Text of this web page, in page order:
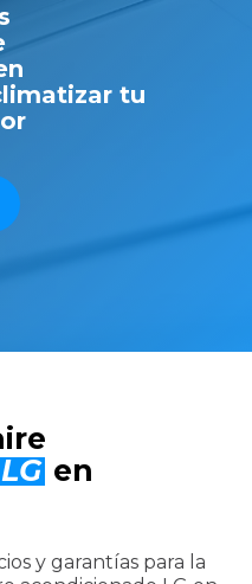
tu
LG en
y garantías para la